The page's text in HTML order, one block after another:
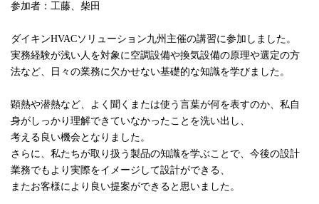
参加者：工藤、柴田
ダイキンHVACソリューション九州主催の講習に参加しました。
実務経験が浅い人を対象に空調設備や換気設備の原理や選定の方
法など、日々の業務に欠かせない基礎的な知識を学びました。
顕熱や潜熱など、よく聞くまたは使う言葉が何を表すのか、私自
身がしっかり理解できていなかったことを洗い出し、
考える良い機会となりました。
さらに、私たちが取り扱う製品の知識を学ぶことで、今後の設計
業務でもより実際をイメージして設計ができる、
またお客様により良い提案ができると思いました。